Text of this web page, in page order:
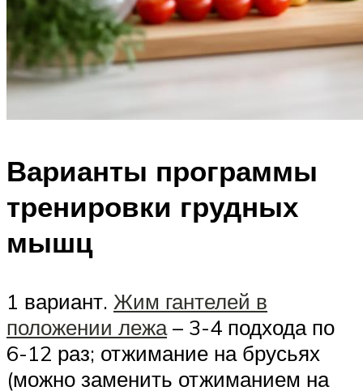
Варианты программы
тренировки грудных
мышц
1 вариант. Жим гантелей в
положении лежа– 3-4 подхода по
6-12 раз; отжимание на брусьях
(можно заменить отжиманием на